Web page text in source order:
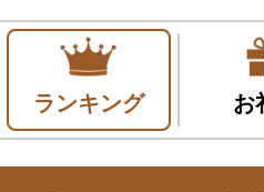
ランキング お